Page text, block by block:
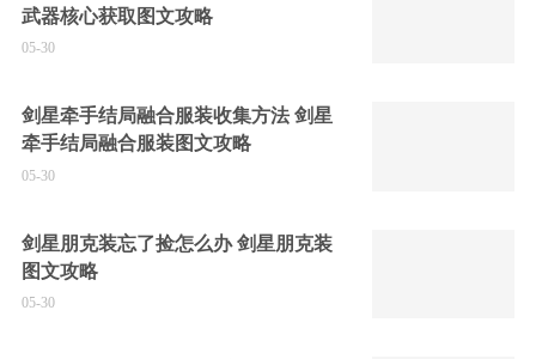
武器核心获取图文攻略
05-30
剑星牵手结局融合服装收集方法 剑星
牵手结局融合服装图文攻略
05-30
剑星朋克装忘了捡怎么办 剑星朋克装
图文攻略
05-30